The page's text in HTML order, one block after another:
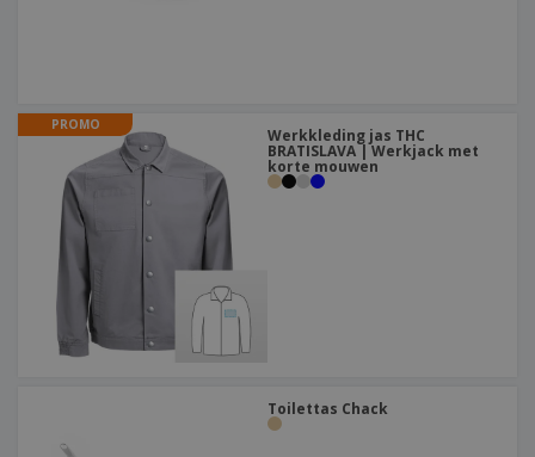
PROMO
Werkkleding jas THC
BRATISLAVA | Werkjack met
korte mouwen
Toilettas Chack